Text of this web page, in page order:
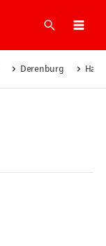
Suche
Derenburg